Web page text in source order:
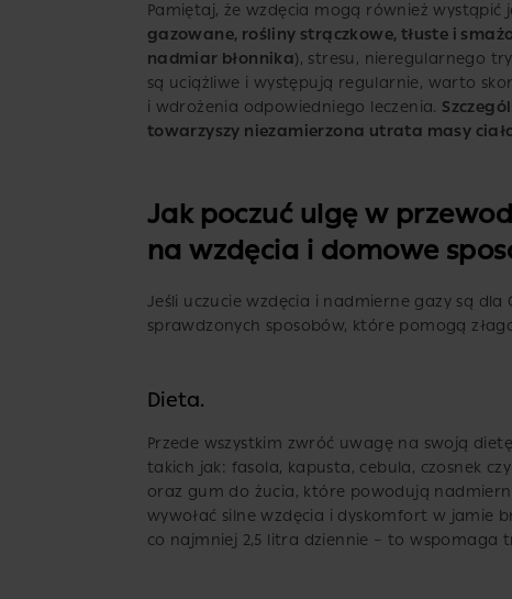
Pamiętaj, że wzdęcia mogą również wystąpić
gazowane, rośliny strączkowe, tłuste i
nadmiar błonnika), stresu, nieregularnego
są uciążliwe i występują regularnie, warto
i wdrożenia odpowiedniego leczenia.
towarzyszy niezamierzona utrata masy
Jak poczuć ulgę w
na wzdęcia i domowe
Jeśli uczucie wzdęcia i nadmierne gazy są
sprawdzonych sposobów, które pomogą
Dieta.
Przede wszystkim zwróć uwagę na swoją
takich jak: fasola, kapusta, cebula, czosnek
oraz gum do żucia, które powodują
wywołać silne wzdęcia i dyskomfort w jamie
co najmniej 2,5 litra dziennie – to wspomaga